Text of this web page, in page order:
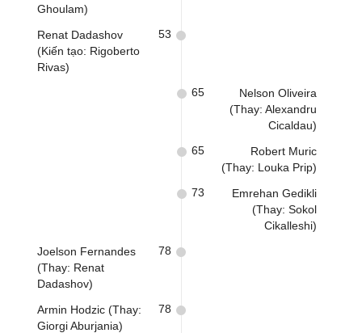
Ghoulam)
Renat Dadashov
(Kiến tạo: Rigoberto
Rivas)
53
Nelson Oliveira
(Thay: Alexandru
Cicaldau)
65
Robert Muric
(Thay: Louka Prip)
65
Emrehan Gedikli
(Thay: Sokol
Cikalleshi)
73
Joelson Fernandes
(Thay: Renat
Dadashov)
78
Armin Hodzic (Thay:
Giorgi Aburjania)
78